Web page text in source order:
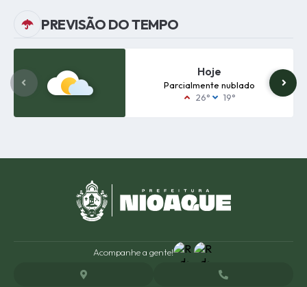
04/08/2026
PREVISÃO DO TEMPO
Hoje
Parcialmente nublado
26°
19°
Acompanhe a gente!